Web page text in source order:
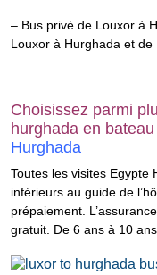
– Bus privé de Louxor à
Louxor à Hurghada et de
Choisissez parmi
hurghada en
Hurghada
Toutes les visites Egypte
inférieurs au guide de
prépaiement.
gratuit. De 6 ans à 10